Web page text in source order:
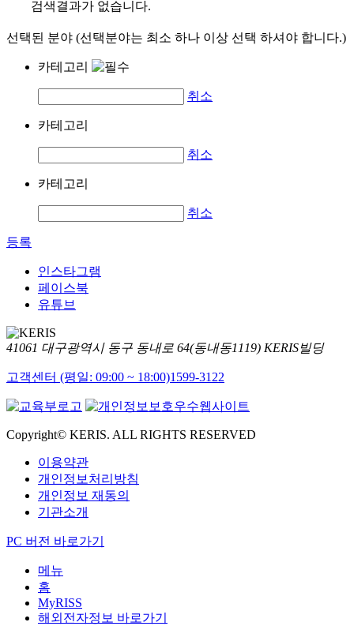
검색결과가 없습니다.
선택된 분야 (선택분야는 최소 하나 이상 선택 하셔야 합니다.)
카테고리
취소
카테고리
취소
카테고리
취소
등록
인스타그램
페이스북
유튜브
41061 대구광역시 동구 동내로 64(동내동1119) KERIS빌딩
고객센터 (평일: 09:00 ~ 18:00)1599-3122
Copyright© KERIS. ALL RIGHTS RESERVED
이용약관
개인정보처리방침
개인정보 재동의
기관소개
PC 버전 바로가기
메뉴
홈
MyRISS
해외전자정보 바로가기